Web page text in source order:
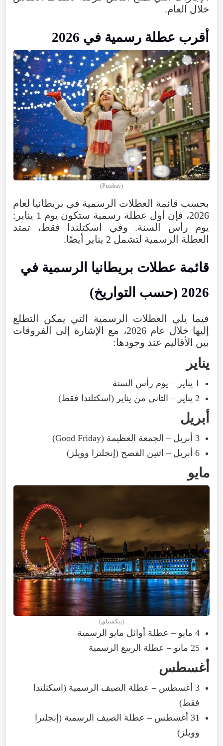
خلال العام.
أقرب عطلة رسمية في 2026
(Pixabay)
بحسب قائمة العطلات الرسمية في بريطانيا لعام
2026، فإن أول عطلة رسمية ستكون يوم 1 يناير:
يوم رأس السنة. وفي اسكتلندا فقط، تمتد
العطلة الرسمية لتشمل 2 يناير أيضًا.
قائمة عطلات بريطانيا الرسمية في
2026 (حسب التواريخ)
فيما يلي العطلات الرسمية التي يمكن التطلع
إليها خلال عام 2026، مع الإشارة إلى الفروقات
بين الأقاليم عند وجودها:
يناير
1 يناير – يوم رأس السنة
2 يناير – الثاني من يناير (اسكتلندا فقط)
أبريل
3 أبريل – الجمعة العظيمة (Good Friday)
6 أبريل – اثنين الفصح (إنجلترا وويلز)
مايو
(بيكسباي)
4 مايو – عطلة أوائل مايو الرسمية
25 مايو – عطلة الربيع الرسمية
أغسطس
3 أغسطس – عطلة الصيف الرسمية (اسكتلندا
فقط)
31 أغسطس – عطلة الصيف الرسمية (إنجلترا
وويلز)